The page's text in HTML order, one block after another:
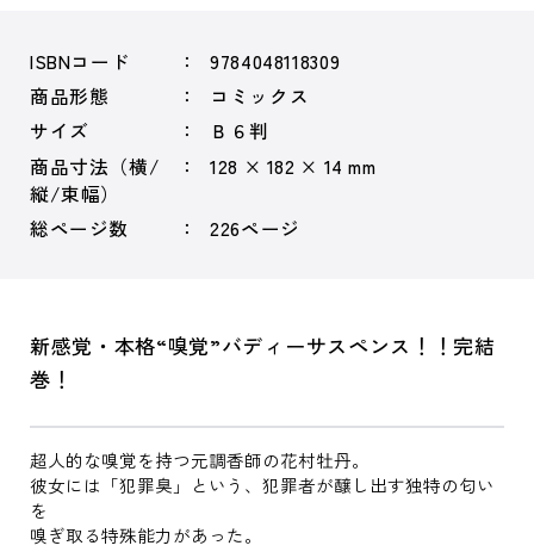
ISBNコード
9784048118309
商品形態
コミックス
サイズ
Ｂ６判
商品寸法（横/
縦/束幅）
128 × 182 × 14 mm
総ページ数 226ページ
新感覚・本格“嗅覚”バディーサスペンス！！完結
巻！
超人的な嗅覚を持つ元調香師の花村牡丹。
彼女には「犯罪臭」という、犯罪者が醸し出す独特の匂い
を
嗅ぎ取る特殊能力があった。